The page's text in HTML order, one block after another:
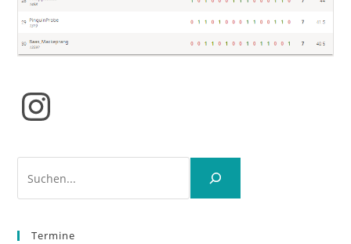
Instagram
Termine